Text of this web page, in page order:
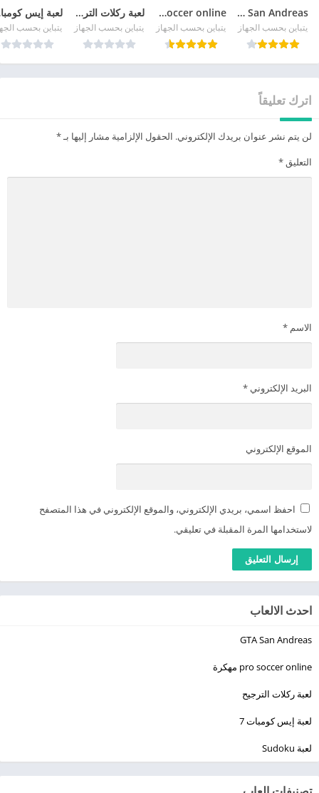
GTA San Andreas
يتباين بحسب الجهاز
pro soccer online مهكرة
يتباين بحسب الجهاز
لعبة ركلات الترجيح
يتباين بحسب الجهاز يتباين بحسب
اترك تعليقاً
لن يتم نشر عنوان بريدك الإلكتروني. الحقول الإلزامية مشار إليها بـ*
التعليق *
الاسم *
البريد الإلكتروني *
الموقع الإلكتروني
احفظ اسمي، بريدي الإلكتروني، والموقع الإلكتروني في هذا المتصفح
لاستخدامها المرة المقبلة في تعليقي.
احدث الالعاب
GTA San Andreas
pro soccer online مهكرة
لعبة ركلات الترجيح
لعبة إيس كومبات 7
لعبة Sudoku